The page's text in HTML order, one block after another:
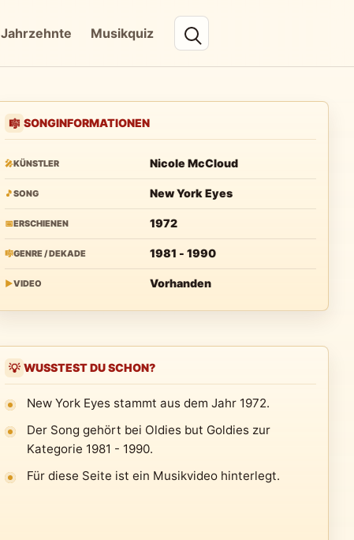
Jahrzehnte Musikquiz
🎼 SONGINFORMATIONEN
🎤KÜNSTLER Nicole McCloud
🎵SONG New York Eyes
📅ERSCHIENEN 1972
🎼GENRE / DEKADE 1981 - 1990
▶VIDEO Vorhanden
💡 WUSSTEST DU SCHON?
New York Eyes stammt aus dem Jahr 1972.
Der Song gehört bei Oldies but Goldies zur
Kategorie 1981 - 1990.
Für diese Seite ist ein Musikvideo hinterlegt.